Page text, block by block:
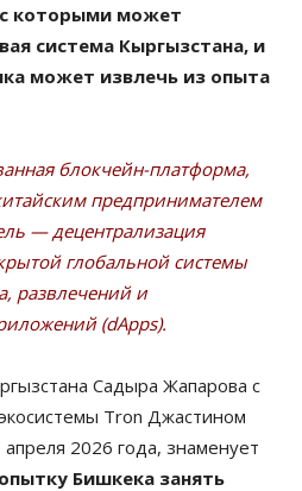
которыми может
система Кыргызстана, и
может извлечь из опыта
блокчейн-платформа,
предпринимателем
— децентрализация
глобальной системы
развлечений и
(dApps).
Садыра Жапарова с
Tron Джастином
2026 года, знаменует
Бишкека занять